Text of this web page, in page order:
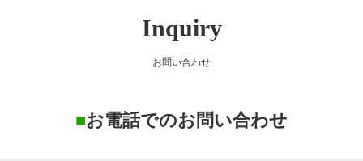
Inquiry
お問い合わせ
■お電話でのお問い合わせ